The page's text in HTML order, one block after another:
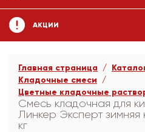
АКЦИИ
Главная страница
Кладочные смеси
Цветные кладочные
Смесь кладочная для
Линкер Эксперт
кг